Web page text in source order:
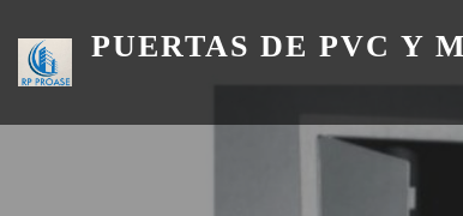
content
PUERTAS DE PVC Y